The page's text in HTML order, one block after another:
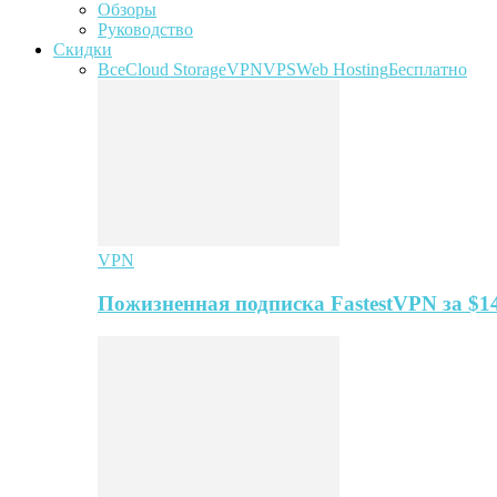
Обзоры
Руководство
Скидки
ВсеCloud StorageVPNVPSWeb HostingБесплатно
VPN
Пожизненная подписка FastestVPN за